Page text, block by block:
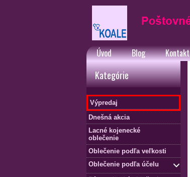
Úvod Blog Kontakt
Kategórie
Výpredaj
Dnešná akcia
Lacné kojenecké
oblečenie
Oblečenie podľa veľkosti
Oblečenie podľa účelu